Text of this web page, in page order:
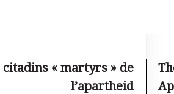
« martyrs » de
l’apartheid